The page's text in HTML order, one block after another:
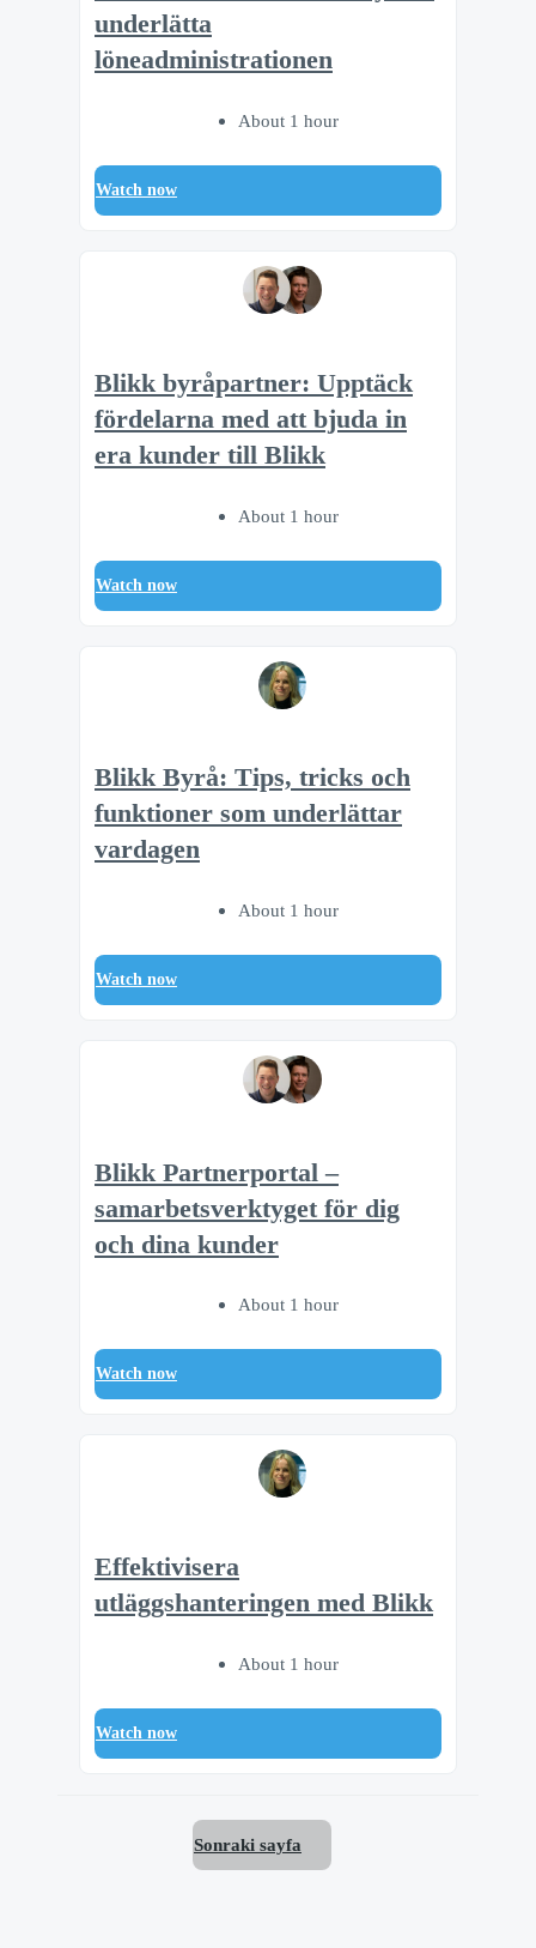
underlätta
löneadministrationen
About 1 hour
Watch now
Blikk byråpartner: Upptäck
fördelarna med att bjuda in
era kunder till Blikk
About 1 hour
Watch now
Blikk Byrå: Tips, tricks och
funktioner som underlättar
vardagen
About 1 hour
Watch now
Blikk Partnerportal –
samarbetsverktyget för dig
och dina kunder
About 1 hour
Watch now
Effektivisera
utläggshanteringen med Blikk
About 1 hour
Watch now
Sonraki sayfa